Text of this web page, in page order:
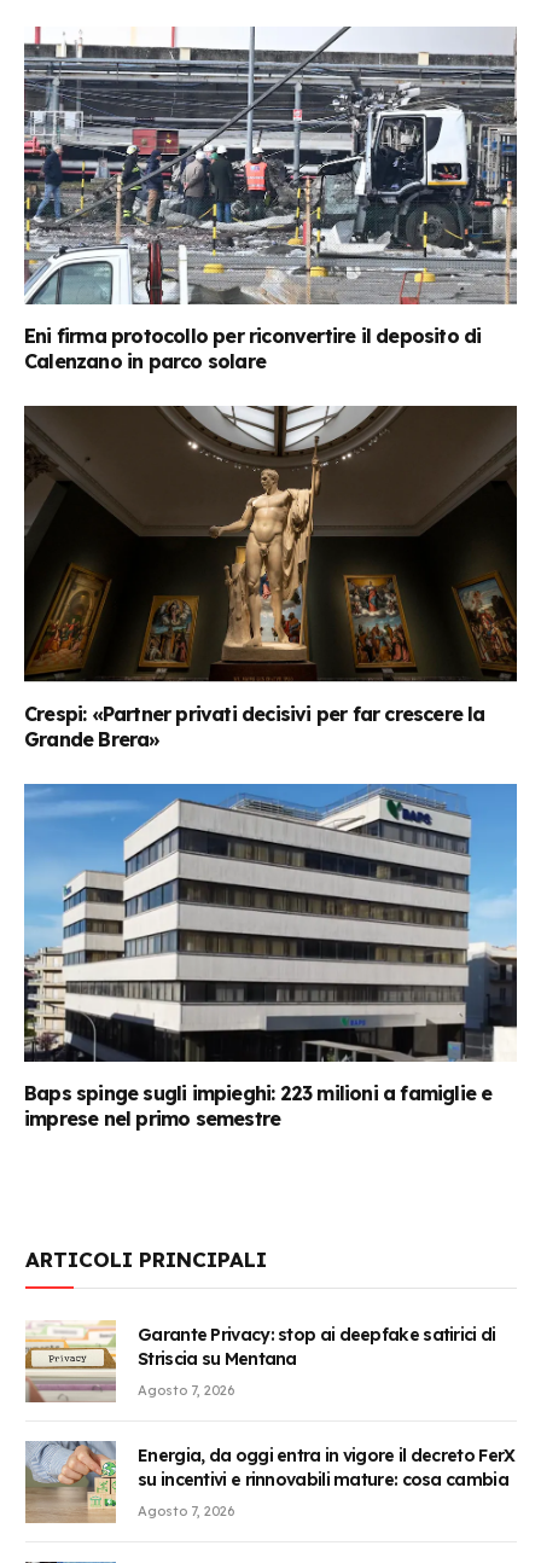
Eni firma protocollo per riconvertire il deposito di
Calenzano in parco solare
Crespi: «Partner privati decisivi per far crescere la
Grande Brera»
Baps spinge sugli impieghi: 223 milioni a famiglie e
imprese nel primo semestre
ARTICOLI PRINCIPALI
Garante Privacy: stop ai deepfake satirici di
Striscia su Mentana
Agosto 7, 2026
Energia, da oggi entra in vigore il decreto FerX
su incentivi e rinnovabili mature: cosa cambia
Agosto 7, 2026